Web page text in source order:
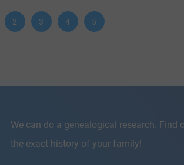
2 3 4 5
We can do a genealogical research. Find
the exact history of your family!